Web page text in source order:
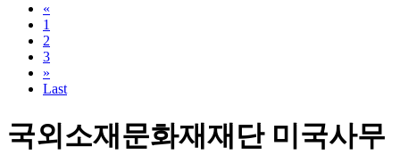
«
1
2
3
»
Last
국외소재문화재재단 미국사무